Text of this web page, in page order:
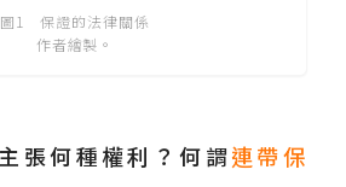
圖1 保證的法律關係
作者繪製。
張何種權利？何謂連帶保